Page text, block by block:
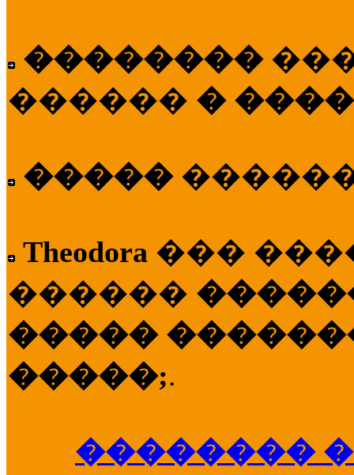
��������
������ �
�����
Theodora ���
������
�����
�����;.
��������